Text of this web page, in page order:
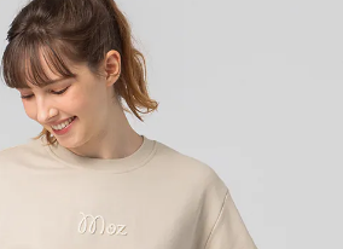
可選擇「超商條碼／台灣大直營門市／銀行轉
」等通路繳費。
份有限公司」（以下簡稱本公司）所提供，讓
務購買商品或服務，並由商店將買賣／分期付款
依約使用本公司帳單繳交帳款。
你分期」之契約關係目的，商店將以您的個人
址）提供予台灣大哥大進項蒐集、處理及利用，
單所需資料之確認、核對及更正。
以下連結： https://oppay.tw/userRule
先享後付」後，將跳轉至「AFTEE先享後付」
認金額後，即可完成結帳。
收到繳費通知簡訊。
天內，點擊此簡訊中的連結，可透過四大超商／
進行付款，方視為交易完成。
下不需立刻繳費，但若您需要取消訂單，請聯絡
同意取消之訂單仍視為有效，需透過AFTEE先享
先享後付 」之結帳頁面顯示為準，若有關於
消欲退款等相關疑問，請聯繫「AFTEE先享後付
support/home
含以上)免運費
含以上)免運費
巴克旁) 即日起不提供京站紙袋，取件時
袋可現場詢問